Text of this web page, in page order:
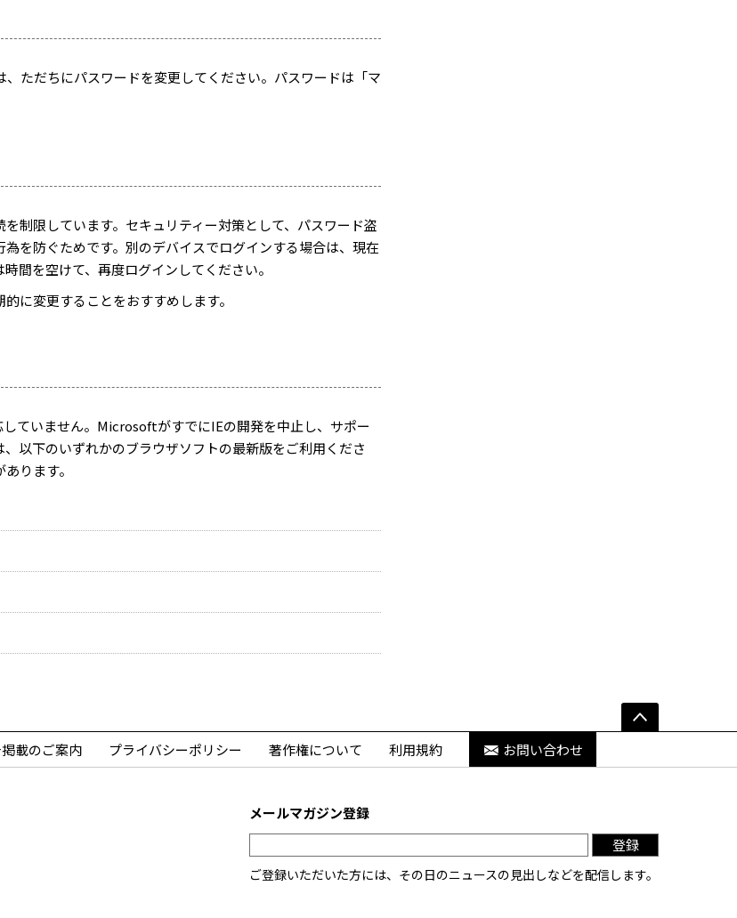
ただちにパスワードを変更してください。パスワードは「マ
制限しています。セキュリティー対策として、パスワード盗
を防ぐためです。別のデバイスでログインする場合は、現在
間を空けて、再度ログインしてください。
に変更することをおすすめします。
ていません。MicrosoftがすでにIEの開発を中止し、サポー
以下のいずれかのブラウザソフトの最新版をご利用くださ
ります。
載のご案内 プライバシーポリシー 著作権について 利用規約 お問い合わせ
メールマガジン登録
登録
ご登録いただいた方には、その日のニュースの見出しなどを配信します。